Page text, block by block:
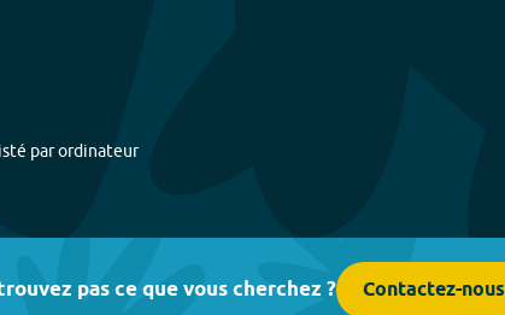
par ordinateur
pas ce que vous cherchez ? Contactez-nous